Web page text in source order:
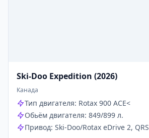
Ski-Doo Expedition (2026)
Канада
Тип двигателя: Rotax 900 ACE<
Обьём двигателя: 849/899 л.
Привод: Ski-Doo/Rotax eDrive 2, QRS